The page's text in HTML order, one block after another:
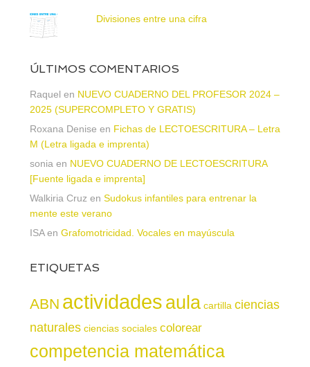
Divisiones entre una cifra
ÚLTIMOS COMENTARIOS
Raquel en NUEVO CUADERNO DEL PROFESOR 2024 –
2025 (SUPERCOMPLETO Y GRATIS)
Roxana Denise en Fichas de LECTOESCRITURA – Letra
M (Letra ligada e imprenta)
sonia en NUEVO CUADERNO DE LECTOESCRITURA
[Fuente ligada e imprenta]
Walkiria Cruz en Sudokus infantiles para entrenar la
mente este verano
ISAen Grafomotricidad. Vocales en mayúscula
ETIQUETAS
ABN actividadesaula cartilla ciencias
naturales ciencias sociales colorear
competencia matemática